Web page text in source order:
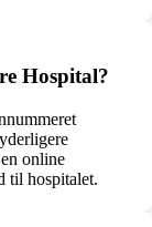
Hospital?
online
til hospitalet.